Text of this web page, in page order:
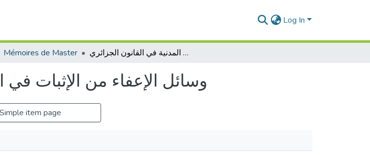
Log In
Mémoires de Master وسائل الإعفاء من الإثبات في الدعاوى المدنية في القانون الجزائري
وسائل الإعفاء من الإثبات في
Simple item page